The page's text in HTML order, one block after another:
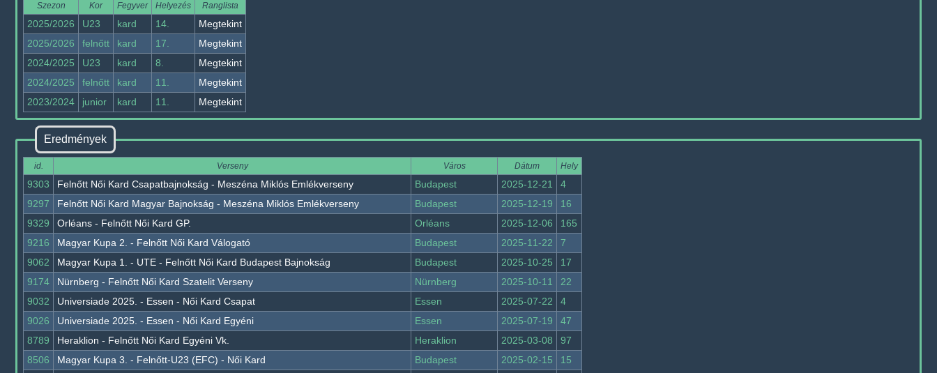
Szezon Kor Fegyver Helyezés Ranglista
2025/2026 U23 kard 14.
Megtekint
2025/2026
felnőtt kard 17.
Megtekint
2024/2025
U23 kard 8.
Megtekint
2024/2025
felnőtt kard 11.
Megtekint
2023/2024
junior kard 11. Megtekint
Eredmények
id. Verseny Város Dátum Hely
9303 Felnőtt Női Kard Csapatbajnokság - Meszéna Miklós Emlékverseny Budapest 2025-12-21
4
9297
Felnőtt Női Kard Magyar Bajnokság - Meszéna Miklós Emlékverseny Budapest 2025-12-19
16
9329
Orléans - Felnőtt Női Kard GP. Orléans 2025-12-06
165
9216
Magyar Kupa 2. - Felnőtt Női Kard Válogató Budapest 2025-11-22
7
9062
Magyar Kupa 1. - UTE - Felnőtt Női Kard Budapest Bajnokság Budapest 2025-10-25
17
9174
Nürnberg - Felnőtt Női Kard Szatelit Verseny Nürnberg 2025-10-11
22
9032
Universiade 2025. - Essen - Női Kard Csapat Essen 2025-07-22
4
9026
Universiade 2025. - Essen - Női Kard Egyéni Essen 2025-07-19
47
8789
Heraklion - Felnőtt Női Kard Egyéni Vk. Heraklion 2025-03-08
97
8506
Magyar Kupa 3. - Felnőtt-U23 (EFC) - Női Kard Budapest 2025-02-15
15